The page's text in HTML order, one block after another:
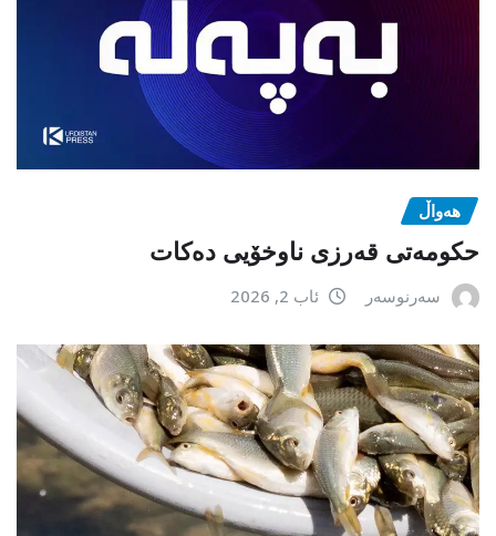
هەواڵ
حکومەتی قەرزی ناوخۆیی دەکات
سەرنوسەر ئاب 2, 2026